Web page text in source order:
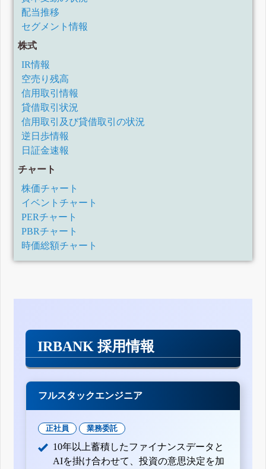
配当推移
セグメント情報
株式
IR情報
空売り残高
信用取引情報
貸借取引状況
信用取引及び貸借取引の状況
逆日歩情報
日証金速報
チャート
株価チャート
イベントチャート
PERチャート
PBRチャート
時価総額チャート
IRBANK 採用情報
フルスタックエンジニア
正社員 業務委託
10年以上蓄積したファイナンスデータと
AIを掛け合わせて、投資の意思決定を加